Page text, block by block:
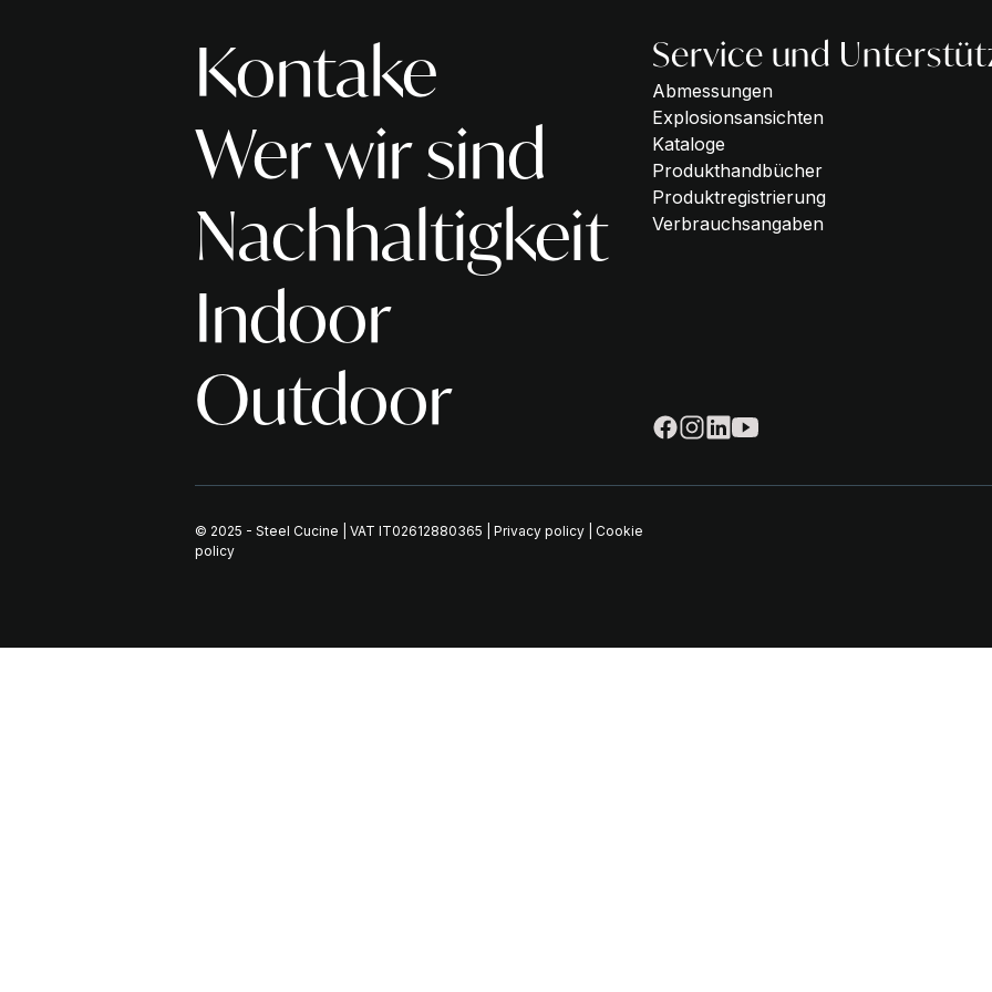
Kontake
Wer wir sind
Nachhaltigkeit
Indoor
Outdoor
Service und
Abmessungen
Explosionsansichten
Kataloge
Produkthandbücher
Produktregistrierung
Verbrauchsangaben
© 2025 - Steel Cucine | VAT IT02612880365 | Privacy policy
Cookie
policy